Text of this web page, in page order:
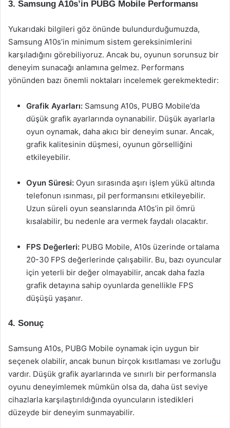
3. Samsung A10s’in PUBG Mobile Performansı
Yukarıdaki bilgileri göz önünde bulundurduğumuzda,
Samsung A10s’in minimum sistem gereksinimlerini
karşıladığını görebiliyoruz. Ancak bu, oyunun sorunsuz bir
deneyim sunacağı anlamına gelmez. Performans
yönünden bazı önemli noktaları incelemek gerekmektedir:
Grafik Ayarları: Samsung A10s, PUBG Mobile’da
düşük grafik ayarlarında oynanabilir. Düşük ayarlarla
oyun oynamak, daha akıcı bir deneyim sunar. Ancak,
grafik kalitesinin düşmesi, oyunun görselliğini
etkileyebilir.
Oyun Süresi: Oyun sırasında aşırı işlem yükü altında
telefonun ısınması, pil performansını etkileyebilir.
Uzun süreli oyun seanslarında A10s’in pil ömrü
kısalabilir, bu nedenle ara vermek faydalı olacaktır.
FPS Değerleri: PUBG Mobile, A10s üzerinde ortalama
20-30 FPS değerlerinde çalışabilir. Bu, bazı oyuncular
için yeterli bir değer olmayabilir, ancak daha fazla
grafik detayına sahip oyunlarda genellikle FPS
düşüşü yaşanır.
4. Sonuç
Samsung A10s, PUBG Mobile oynamak için uygun bir
seçenek olabilir, ancak bunun birçok kısıtlaması ve zorluğu
vardır. Düşük grafik ayarlarında ve sınırlı bir performansla
oyunu deneyimlemek mümkün olsa da, daha üst seviye
cihazlarla karşılaştırıldığında oyuncuların istedikleri
düzeyde bir deneyim sunmayabilir.